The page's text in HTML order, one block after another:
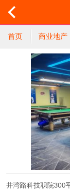
首页 商业地产
井湾路科技职院300